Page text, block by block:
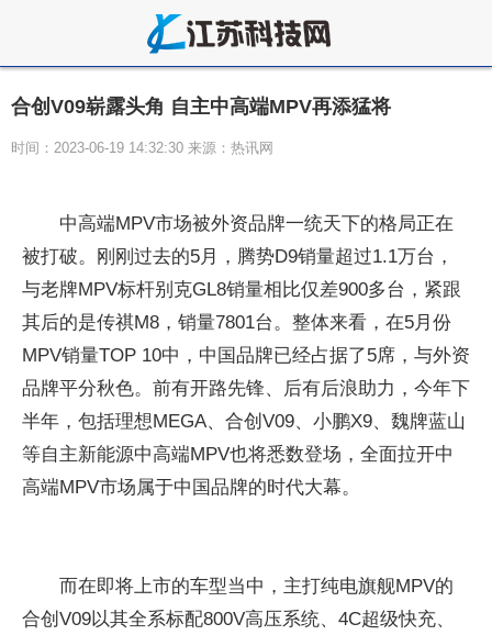
合创V09崭露头角 自主中高端MPV再添猛将
时间：2023-06-19 14:32:30 来源：热讯网
中高端MPV市场被外资品牌一统天下的格局正在
被打破。刚刚过去的5月，腾势D9销量超过1.1万台，
与老牌MPV标杆别克GL8销量相比仅差900多台，紧跟
其后的是传祺M8，销量7801台。整体来看，在5月份
MPV销量TOP 10中，中国品牌已经占据了5席，与外资
品牌平分秋色。前有开路先锋、后有后浪助力，今年下
半年，包括理想MEGA、合创V09、小鹏X9、魏牌蓝山
等自主新能源中高端MPV也将悉数登场，全面拉开中
高端MPV市场属于中国品牌的时代大幕。
而在即将上市的车型当中，主打纯电旗舰MPV的
合创V09以其全系标配800V高压系统、4C超级快充、